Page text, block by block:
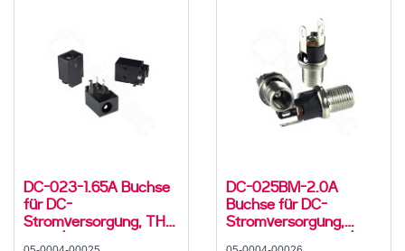
DC-023-1.65A Buchse
für DC-
Stromversorgung, THT,
für 4 / 1,75 mm
DC-025BM-2.0A
Buchse für DC-
Stromversorgung,
Lötfahnen, für 5,5 /